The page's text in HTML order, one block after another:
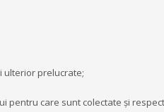
ulterior prelucrate;
pentru care sunt colectate și